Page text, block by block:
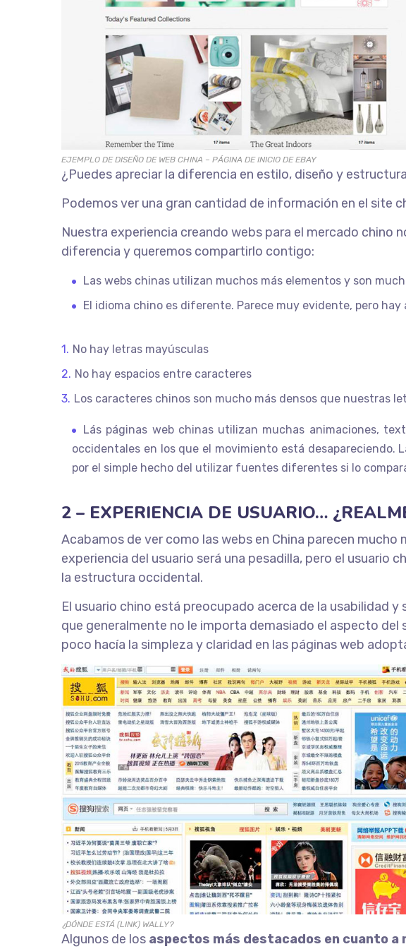
EJEMPLO DE DISEÑO DE WEB CHINA – PÁGINA DE INICIO DE EBAY
¿Puedes apreciar la diferencia en estilo, diseño y
Podemos ver una gran cantidad de información en el site
Nuestra experiencia creando webs para el mercado chino
diferencia y queremos compartirlo contigo:
Las webs chinas utilizan muchos más elementos y son
El idioma chino es diferente. Parece muy evidente, pero
No hay letras mayúsculas
No hay espacios entre caracteres
Los caracteres chinos son mucho más densos que nuestras
Lás páginas web chinas utilizan muchas animaciones,
occidentales en los que el movimiento está
por el simple hecho del utilizar fuentes diferentes si lo
2 – EXPERIENCIA DE USUARIO…
Acabamos de ver como las webs en China parecen
experiencia del usuario será una pesadilla, pero el
la estructura occidental.
El usuario chino está preocupado acerca de la usabilidad
que generalmente no le importa demasiado el aspecto
poco hacía la simpleza y claridad en las páginas web
¿DÓNDE ESTÁ (LINK) WALLY?
Algunos de los aspectos más destacados en cuanto a